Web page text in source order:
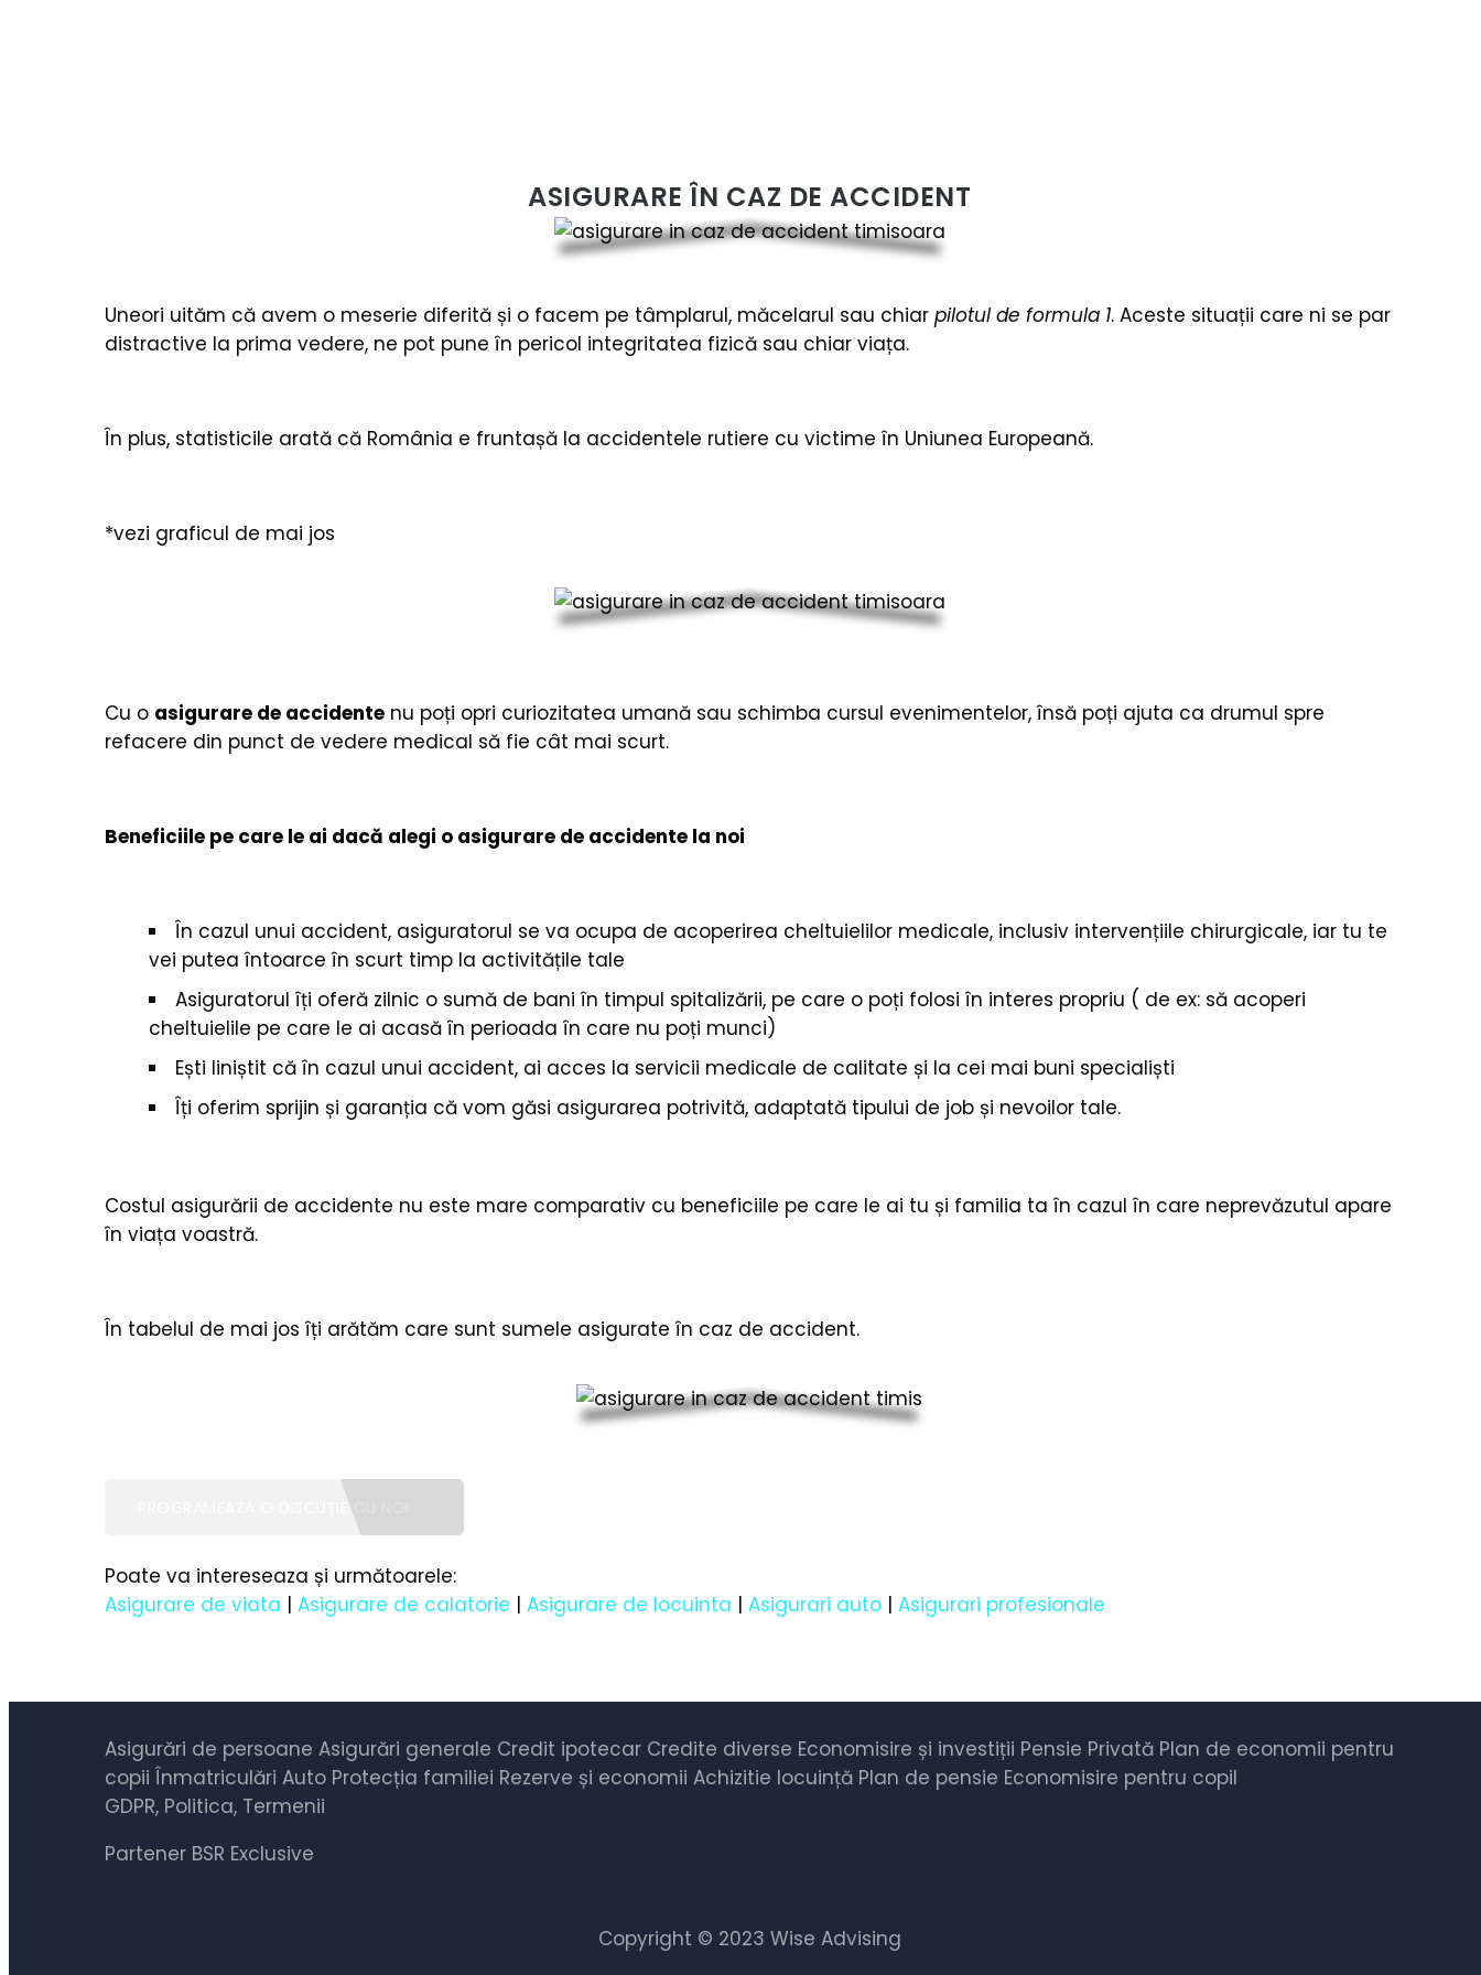
ASIGURARE ÎN CAZ DE ACCIDENT
Uneori uităm că avem o meserie diferită și o facem pe tâmplarul, măcelarul sau chiar pilotul de formula 1. Aceste situații care ni se par
distractive la prima vedere, ne pot pune în pericol integritatea fizică sau chiar viața.
În plus, statisticile arată că România e fruntașă la accidentele rutiere cu victime în Uniunea Europeană.
*vezi graficul de mai jos
Cu o asigurare de accidente nu poți opri curiozitatea umană sau schimba cursul evenimentelor, însă poți ajuta ca drumul spre
refacere din punct de vedere medical să fie cât mai scurt.
Beneficiile pe care le ai dacă alegi o asigurare de accidente la noi
În cazul unui accident, asiguratorul se va ocupa de acoperirea cheltuielilor medicale, inclusiv intervențiile chirurgicale, iar tu te
vei putea întoarce în scurt timp la activitățile tale
Asiguratorul îți oferă zilnic o sumă de bani în timpul spitalizării, pe care o poți folosi în interes propriu ( de ex: să acoperi
cheltuielile pe care le ai acasă în perioada în care nu poți munci)
Ești liniștit că în cazul unui accident, ai acces la servicii medicale de calitate și la cei mai buni specialiști
Îți oferim sprijin și garanția că vom găsi asigurarea potrivită, adaptată tipului de job și nevoilor tale.
Costul asigurării de accidente nu este mare comparativ cu beneficiile pe care le ai tu și familia ta în cazul în care neprevăzutul apare
în viața voastră.
În tabelul de mai jos îți arătăm care sunt sumele asigurate în caz de accident.
PROGRAMEAZĂ O DISCUȚIE CU NOI
Poate va intereseaza și următoarele:
Asigurare de viata | Asigurare de calatorie | Asigurare de locuinta | Asigurari auto | Asigurari profesionale
Asigurări de persoane Asigurări generale Credit ipotecar Credite diverse Economisire și investiții Pensie Privată Plan de economii pentru
copii Înmatriculări Auto Protecția familiei Rezerve și economii Achizitie locuință Plan de pensie Economisire pentru copil
GDPR, Politica, Termenii
Partener BSR Exclusive
Copyright © 2023 Wise Advising